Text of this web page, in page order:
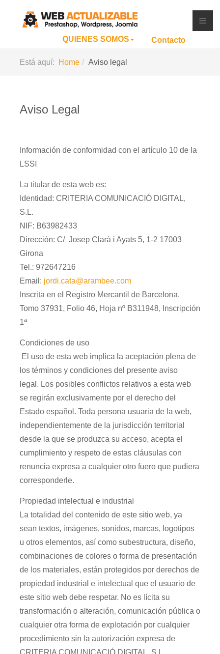
QUIENES SOMOS Contacto
Está aquí: Home Aviso legal
Aviso Legal
Información de conformidad con el artículo 10 de la
LSSI
La titular de esta web es:
Identidad: CRITERIA COMUNICACIÓ DIGITAL,
S.L.
NIF: B63982433
Dirección: C/ Josep Clarà i Ayats 5, 1-2 17003
Girona
Tel.: 972647216
Email: jordi.cata@arambee.com
Inscrita en el Registro Mercantil de Barcelona,
Tomo 37931, Folio 46, Hoja nº B311948, Inscripción
1ª
Condiciones de uso
El uso de esta web implica la aceptación plena de
los términos y condiciones del presente aviso
legal. Los posibles conflictos relativos a esta web
se regirán exclusivamente por el derecho del
Estado español. Toda persona usuaria de la web,
independientemente de la jurisdicción territorial
desde la que se produzca su acceso, acepta el
cumplimiento y respeto de estas cláusulas con
renuncia expresa a cualquier otro fuero que pudiera
corresponderle.
Propiedad intelectual e industrial
La totalidad del contenido de este sitio web, ya
sean textos, imágenes, sonidos, marcas, logotipos
u otros elementos, así como subestructura, diseño,
combinaciones de colores o forma de presentación
de los materiales, están protegidos por derechos de
propiedad industrial e intelectual que el usuario de
este sitio web debe respetar. No es lícita su
transformación o alteración, comunicación pública o
cualquier otra forma de explotación por cualquier
procedimiento sin la autorización expresa de
CRITERIA COMUNICACIÓ DIGITAL, S.L..